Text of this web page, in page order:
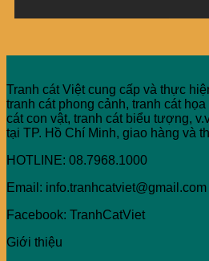
Tranh cát Việt cung cấp và thực
tranh cát phong cảnh, tranh cát
cát con vật, tranh cát biểu tượng,
tại TP. Hồ Chí Minh, giao hàng và
HOTLINE: 08.7968.1000
Email: info.tranhcatviet@gmail.com
Facebook: TranhCatViet
Giới thiệu